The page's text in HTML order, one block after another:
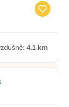
4.1 km